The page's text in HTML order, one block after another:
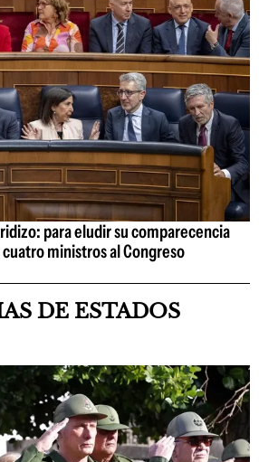
para eludir su comparecencia
ministros al Congreso
DE ESTADOS